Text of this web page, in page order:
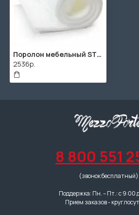
Поролон мебельный ST2536 70мм (2000x1000x70мм)
2536р.
8 800 551
(звонок бесплатный)
Поддержка: Пн. – Пт.: с 9:00
Прием заказов -